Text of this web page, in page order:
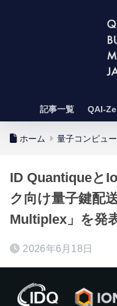
記事一覧 QAI-
ホーム 量子コンピュ
ID Quantiqueと
ク向け量子鍵配
Multiplex」を発
2026年6月18日